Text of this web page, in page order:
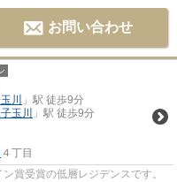
お問い合わせ
川
」駅 徒歩9分
玉川
」駅 徒歩9分
４丁目
賞受賞の低層レジデンスです。